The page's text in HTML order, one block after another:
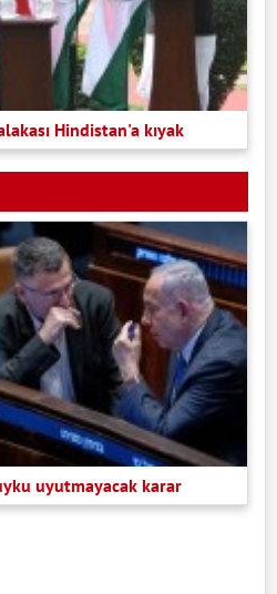
Hindistan'a kıyak
uyutmayacak karar